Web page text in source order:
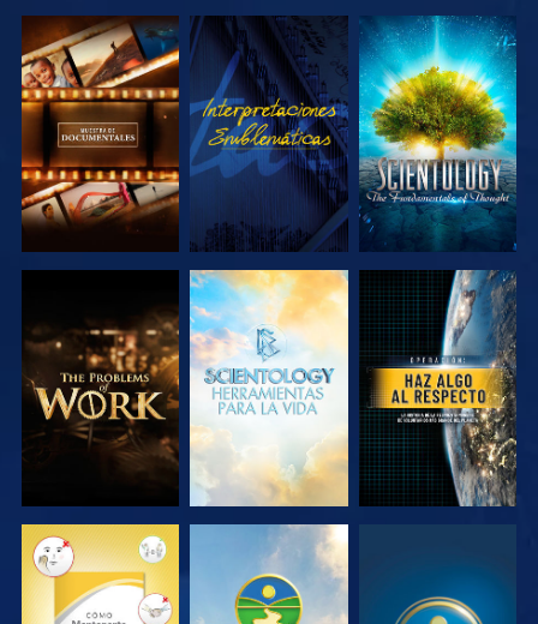
EXPLORA LAS
SERIES
VE
EXPLORA LAS
SERIES
EXPLORA LAS
SERIES
EXPLORA LAS
SERIES
VE
VE VE VE